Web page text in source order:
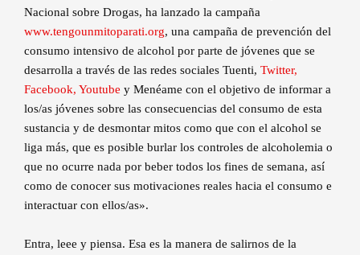
Nacional sobre Drogas, ha lanzado la campaña
www.tengounmitoparati.org, una campaña de prevención del
consumo intensivo de alcohol por parte de jóvenes que se
desarrolla a través de las redes sociales Tuenti, Twitter,
Facebook, Youtube y Menéame con el objetivo de informar a
los/as jóvenes sobre las consecuencias del consumo de esta
sustancia y de desmontar mitos como que con el alcohol se
liga más, que es posible burlar los controles de alcoholemia o
que no ocurre nada por beber todos los fines de semana, así
como de conocer sus motivaciones reales hacia el consumo e
interactuar con ellos/as».
Entra, leee y piensa. Esa es la manera de salirnos de la